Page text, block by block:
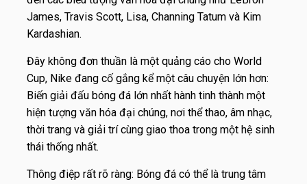
James, Travis Scott, Lisa, Channing Tatum và Kim
Kardashian.
Đây không đơn thuần là một quảng cáo cho World
Cup, Nike đang cố gắng kể một câu chuyện lớn hơn:
Biến giải đấu bóng đá lớn nhất hành tinh thành một
hiện tượng văn hóa đại chúng, nơi thể thao, âm nhạc,
thời trang và giải trí cùng giao thoa trong một hệ sinh
thái thống nhất.
Thông điệp rất rõ ràng: Bóng đá có thể là trung tâm